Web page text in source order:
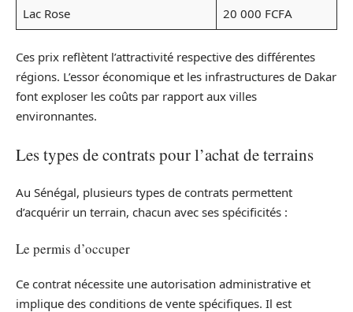
Lac Rose
20 000 FCFA
Ces prix reflètent l’attractivité respective des différentes
régions. L’essor économique et les infrastructures de Dakar
font exploser les coûts par rapport aux villes
environnantes.
Les types de contrats pour l’achat de terrains
Au Sénégal, plusieurs types de contrats permettent
d’acquérir un terrain, chacun avec ses spécificités :
Le permis d’occuper
Ce contrat nécessite une autorisation administrative et
implique des conditions de vente spécifiques. Il est